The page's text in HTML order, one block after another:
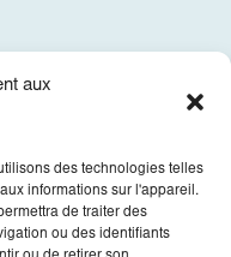
aux
des technologies telles
informations sur l'appareil.
de traiter des
ou des identifiants